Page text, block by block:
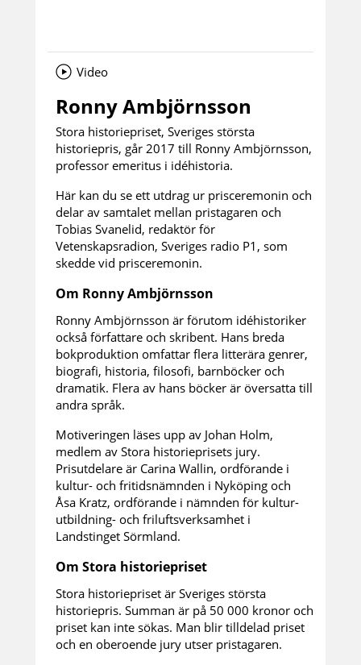
Video
Ronny Ambjörnsson
Stora historiepriset, Sveriges största
historiepris, går 2017 till Ronny Ambjörnsson,
professor emeritus i idéhistoria.
Här kan du se ett utdrag ur prisceremonin och
delar av samtalet mellan pristagaren och
Tobias Svanelid, redaktör för
Vetenskapsradion, Sveriges radio P1, som
skedde vid prisceremonin.
Om Ronny Ambjörnsson
Ronny Ambjörnsson är förutom idéhistoriker
också författare och skribent. Hans breda
bokproduktion omfattar flera litterära genrer,
biografi, historia, filosofi, barnböcker och
dramatik. Flera av hans böcker är översatta till
andra språk.
Motiveringen läses upp av Johan Holm,
medlem av Stora historieprisets jury.
Prisutdelare är Carina Wallin, ordförande i
kultur- och fritidsnämnden i Nyköping och
Åsa Kratz, ordförande i nämnden för kultur-
utbildning- och friluftsverksamhet i
Landstinget Sörmland.
Om Stora historiepriset
Stora historiepriset är Sveriges största
historiepris. Summan är på 50 000 kronor och
priset kan inte sökas. Man blir tilldelad priset
och en oberoende jury utser pristagaren.